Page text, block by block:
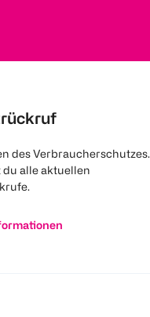
des Verbraucherschutzes.
du alle aktuellen